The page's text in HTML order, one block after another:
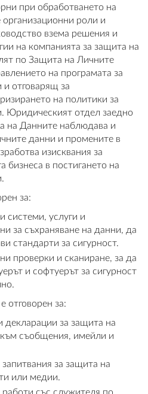
при обработването на
роли и
взема решения и
на компанията за защита на
по Защита на Личните
на програмата за
отговарящ за
на политики за
Юридическият отдел заедно
на Данните наблюдава и
данни и промените в
изисквания за
бизнеса в постигането на
за:
системи, услуги и
за съхраняване на данни, да
стандарти за сигурност.
проверки и сканиране, за да
и софтуерът за сигурност
отговорен за:
декларации за защита на
съобщения, имейли и
за защита на
или медии.